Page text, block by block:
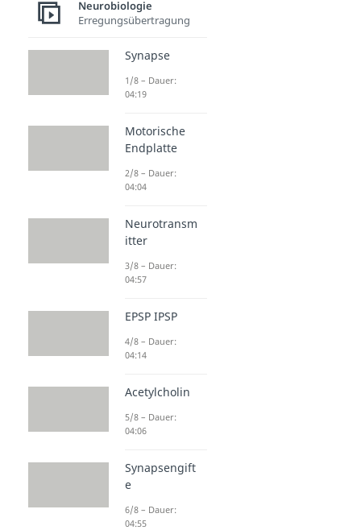
Neurobiologie
Erregungsübertragung
Synapse
1/8 – Dauer:
04:19
Motorische
Endplatte
2/8 – Dauer:
04:04
Neurotransm
itter
3/8 – Dauer:
04:57
EPSP IPSP
4/8 – Dauer:
04:14
Acetylcholin
5/8 – Dauer:
04:06
Synapsengift
e
6/8 – Dauer:
04:55